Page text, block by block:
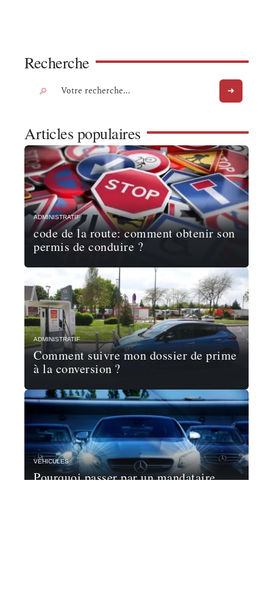
Recherche
Articles populaires
ADMINISTRATIF
code de la route: comment obtenir son
permis de conduire ?
ADMINISTRATIF
Comment suivre mon dossier de prime
à la conversion ?
VÉHICULES
Pourquoi passer par un mandataire